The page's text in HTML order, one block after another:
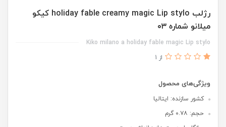
رژلب holiday fable creamy magic Lip stylo کیکو
میلانو شماره ۰۳
Kiko milano a holiday fable magic Lip stylo
از 1
ویژگی‌های محصول
کشور سازنده: ایتالیا
حجم: ۰.۷۸ گرم